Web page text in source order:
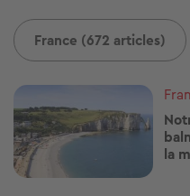
France (672 articles)
Image
la